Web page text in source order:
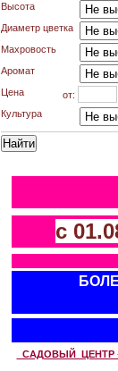
Высота
Диаметр цветка
Махровость
Аромат
Цена
от:
Культура
с
САДОВЫЙ ЦЕНТР